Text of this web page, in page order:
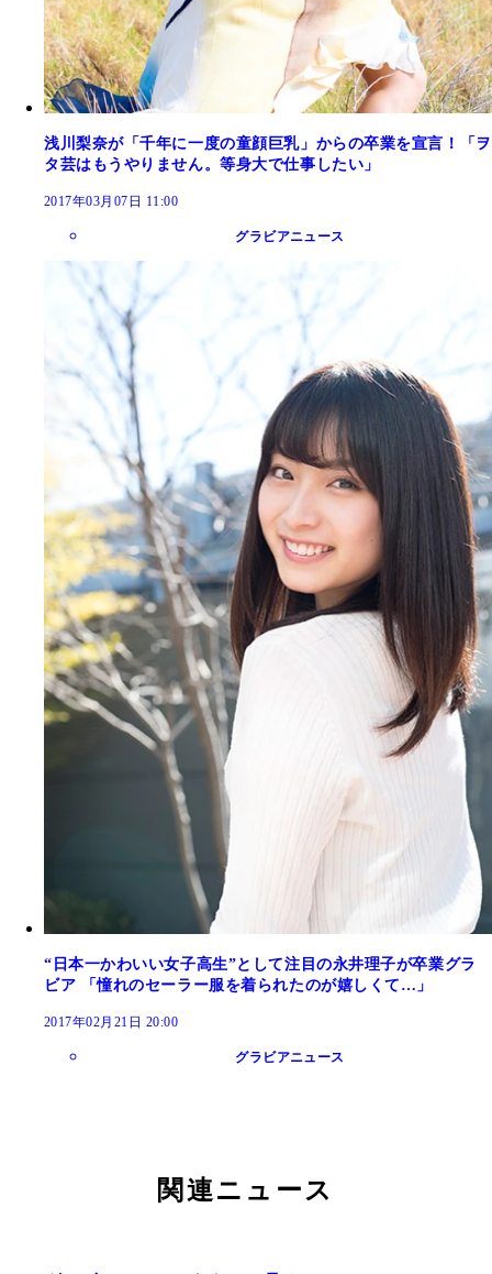
浅川梨奈が「千年に一度の童顔巨乳」からの卒業を宣言！「ヲ
タ芸はもうやりません。等身大で仕事したい」
2017年03月07日 11:00
グラビアニュース
“日本一かわいい女子高生”として注目の永井理子が卒業グラ
ビア 「憧れのセーラー服を着られたのが嬉しくて…」
2017年02月21日 20:00
グラビアニュース
関連ニュース